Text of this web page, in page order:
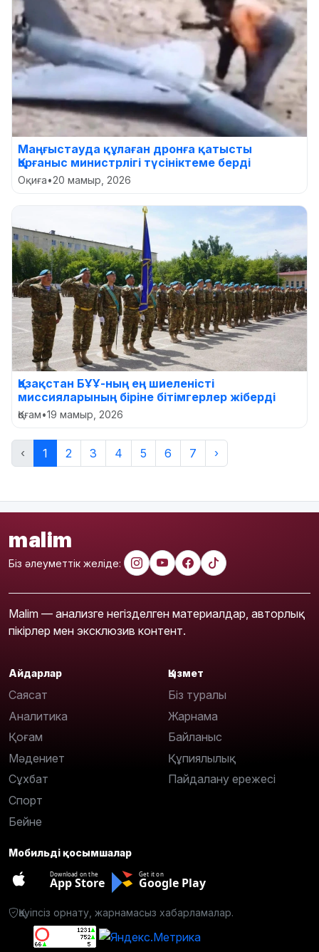
Маңғыстауда құлаған дронға қатысты
Қорғаныс министрлігі түсініктеме берді
Оқиға•20 мамыр, 2026
Қазақстан БҰҰ-ның ең шиеленісті
миссияларының біріне бітімгерлер жіберді
Қоғам•19 мамыр, 2026
‹ 1 2 3 4 5 6 7 ›
malim
Біз әлеуметтік желіде:
Malim — анализге негізделген материалдар, авторлық
пікірлер мен эксклюзив контент.
Айдарлар
Саясат
Аналитика
Қоғам
Мәдениет
Сұхбат
Спорт
Бейне
Қызмет
Біз туралы
Жарнама
Байланыс
Құпиялылық
Пайдалану ережесі
Мобильді қосымшалар
Download on the
App Store
Get it on
Google Play
Қауіпсіз орнату, жарнамасыз хабарламалар.